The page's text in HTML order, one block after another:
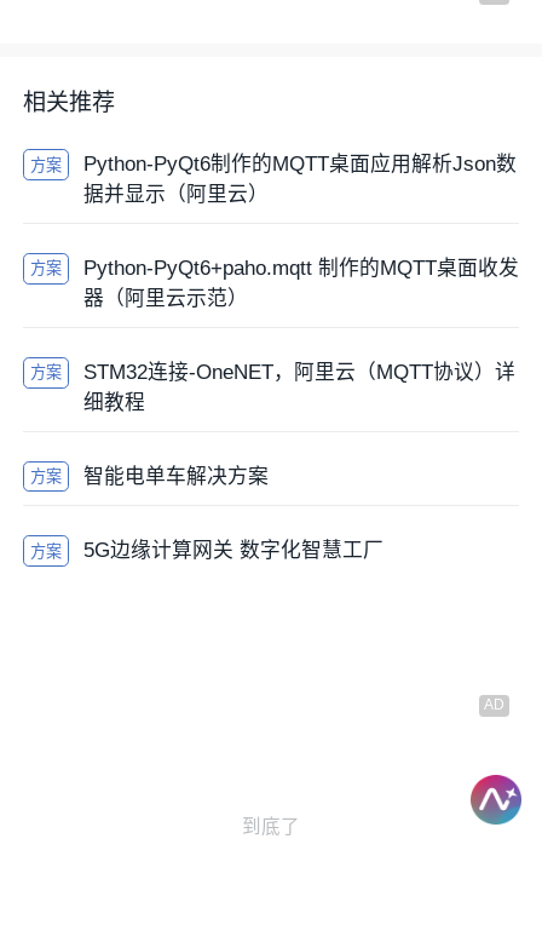
相关推荐
方案
Python-PyQt6制作的MQTT桌面应用解析Json数
据并显示（阿里云）
方案
Python-PyQt6+paho.mqtt 制作的MQTT桌面收发
器（阿里云示范）
方案
STM32连接-OneNET，阿里云（MQTT协议）详
细教程
方案 智能电单车解决方案
方案 5G边缘计算网关 数字化智慧工厂